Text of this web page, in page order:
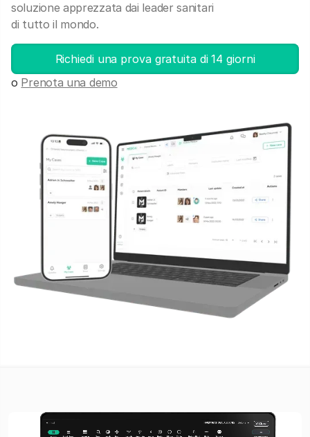
soluzione apprezzata dai leader sanitari
di tutto il mondo.
Richiedi una prova gratuita di 14 giorni
o Prenota una demo